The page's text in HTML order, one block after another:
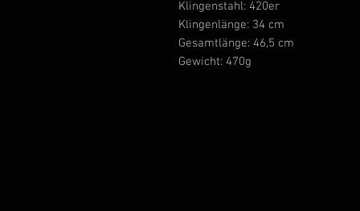
Klingenstahl: 420er
Klingenlänge: 34 cm
Gesamtlänge: 46,5 cm
Gewicht: 470g